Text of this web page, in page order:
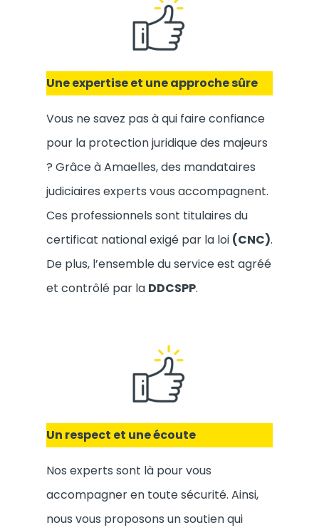
Une expertise et une approche sûre
Vous ne savez pas à qui faire confiance
pour la protection juridique des majeurs
? Grâce à Amaelles, des mandataires
judiciaires experts vous accompagnent.
Ces professionnels sont titulaires du
certificat national exigé par la loi (CNC).
De plus, l’ensemble du service est agréé
et contrôlé par la DDCSPP.
Un respect et une écoute
Nos experts sont là pour vous
accompagner en toute sécurité. Ainsi,
nous vous proposons un soutien qui